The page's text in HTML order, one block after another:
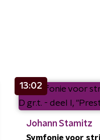
13:02
Johann Stamitz
Symfonie voor